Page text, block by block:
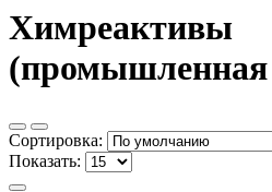
Химреактивы
Сортировка:
Показать: